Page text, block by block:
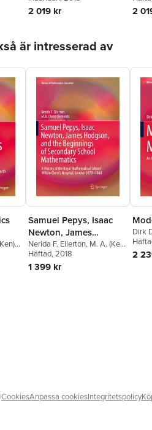
2 019 kr 2
är intresserad av
Samuel Pepys, Isaac
Newton, James
Hodgson, and the
Beginnings of
Secondary School
Nerida F. Ellerton, M. A. (Ken)
Clements
Häftad, 2018
1 399 kr
Dirk
2
CookiesAnpassa cookiesIntegritetspolicy